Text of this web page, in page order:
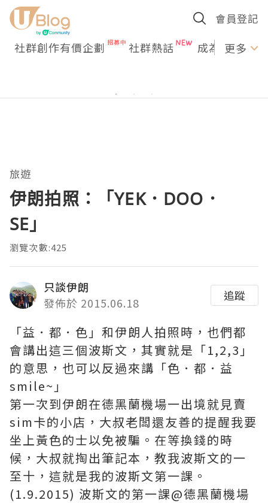
會員登記
社群創作有價企劃 社群熱話 成為U更多
旅遊
伊朗拍照：「YEK．DOO．
SE」
瀏覽次數:425
只談伊朗
發佈於 2015.06.18
追蹤
「益．都．色」和伊朗人拍照時，也們都
會講出這三個波斯文，其實就是「1,2,3」
的意思，也可以反過來講「色．都．益
smile~」
第一次到伊朗在德黑蘭機場一出境就見賣
sim卡的小店，大叔老闆還友善的提醒我要
坐上黃色的士以免被騙。在等換錢的時
候，大叔就掏出筆記本，教我波斯文的一
至十，這就是我的波斯文第一課。
(1.9.2015) 波斯文的第一課@德黑蘭機場